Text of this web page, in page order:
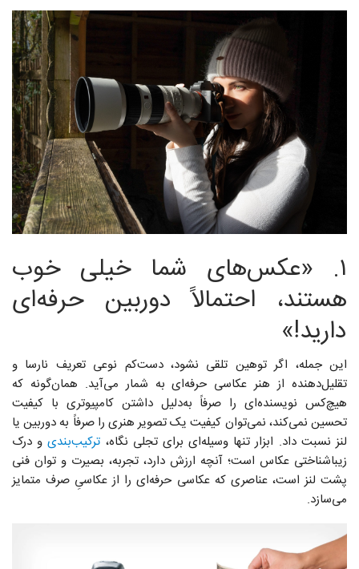
Ask
ChatG
۱. «عکس‌های شما خیلی خوب
هستند، احتمالاً دوربین حرفه‌ای
دارید!»
این جمله، اگر توهین تلقی نشود، دست‌کم نوعی تعریف نارسا و
تقلیل‌دهنده از هنر عکاسی حرفه‌ای به شمار می‌آید. همان‌گونه که
هیچ‌کس نویسنده‌ای را صرفاً به‌دلیل داشتن کامپیوتری با کیفیت
تحسین نمی‌کند، نمی‌توان کیفیت یک تصویر هنری را صرفاً به دوربین یا
لنز نسبت داد. ابزار تنها وسیله‌ای برای تجلی نگاه، ترکیب‌بندیو درک
زیباشناختی عکاس است؛ آنچه ارزش دارد، تجربه، بصیرت و توان فنی
پشت لنز است، عناصری که عکاسی حرفه‌ای را از عکاسیِ صرف متمایز
می‌سازد.